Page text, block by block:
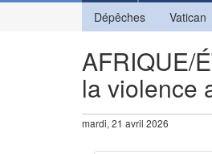
Dépêches Vatican
AFRIQUE/
la violence
mardi, 21 avril 2026